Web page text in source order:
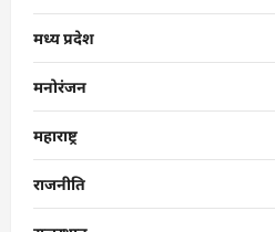
मध्य प्रदेश
मनोरंजन
महाराष्ट्र
राजनीति